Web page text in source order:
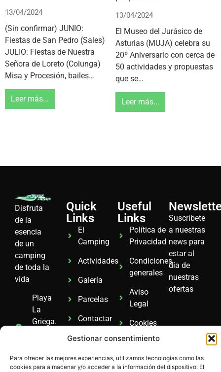
Gestionar consentimiento
Para ofrecer las mejores experiencias, utilizamos tecnologías como las
cookies para almacenar y/o acceder a la información del dispositivo. El
13/04/2024
(Sin confirmar) JUNIO:
Fiestas de San Pedro (Sales)
JULIO: Fiestas de Nuestra
Señora de Loreto (Colunga)
Misa y Procesión, bailes…
Leer más...
13/04/2024
El Museo del Jurásico de
Asturias (MUJA) celebra su
20º Aniversario con cerca de
50 actividades y propuestas
que se…
Leer más...
Disfruta
de la
esencia
de un
camping
de toda la
vida
Playa
La
Griega.
Colunga
Quick
Links
El
Camping
Actividades
Galería
Parcelas
Contactar
Useful
Links
Política de
Privacidad
Condiciones
generales
Aviso
Legal
Cookies
Suscríbete
a nuestras
news para
estar al
día de
nuestras
ofertas